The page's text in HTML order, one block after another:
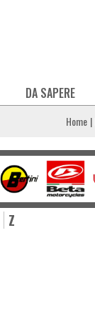
DA SAPERE
Home
Z